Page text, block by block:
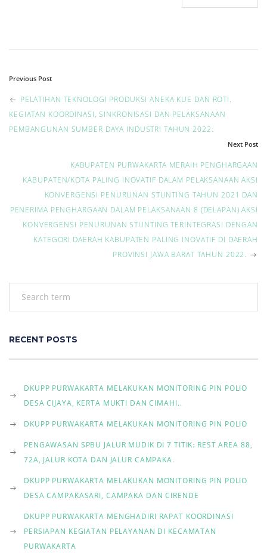
P
o
s
a
g
a
t
i
Previous Post
PELATIHAN TEKNOLOGI PRODUKSI ANEKA KUE DAN ROTI.
KEGIATAN KOORDINASI, SINKRONISASI DAN PELAKSANAAN
PEMBANGUNAN SUMBER DAYA INDUSTRI TAHUN 2022.
Next Post
KABUPATEN PURWAKARTA MERAIH PENGHARGAAN
KABUPATEN/KOTA PALING INOVATIF DALAM PELAKSANAAN AKSI
KONVERGENSI PENURUNAN STUNTING TAHUN 2021 DAN
PENERIMA PENGHARGAAN DALAM PELAKSANAAN 8 (DELAPAN) AKSI
KONVERGENSI PENURUNAN STUNTING TERINTEGRASI DENGAN
KATEGORI DAERAH KABUPATEN PALING INOVATIF DI DAERAH
PROVINSI JAWA BARAT TAHUN 2022.
RECENT POSTS
DKUPP PURWAKARTA MELAKUKAN MONITORING PIN POLIO
DESA CIJAYA, KERTA MUKTI DAN CIMAHI..
DKUPP PURWAKARTA MELAKUKAN MONITORING PIN POLIO
PENGAWASAN SPBU JALUR MUDIK DI 7 TITIK: REST AREA 88,
72A, JALUR KOTA DAN JALUR CAMPAKA.
DKUPP PURWAKARTA MELAKUKAN MONITORING PIN POLIO
DESA CAMPAKASARI, CAMPAKA DAN CIRENDE
DKUPP PURWAKARTA MENGHADIRI RAPAT KOORDINASI
PERSIAPAN KEGIATAN PELAYANAN DI KECAMATAN
PURWAKARTA